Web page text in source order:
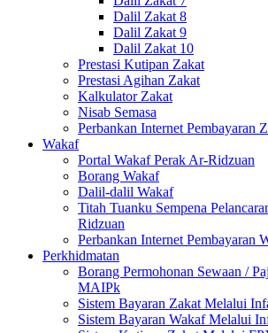
Dalil Zakat 8
Dalil Zakat 9
Dalil Zakat 10
Prestasi Kutipan Zakat
Prestasi Agihan Zakat
Kalkulator Zakat
Nisab Semasa
Perbankan Internet Pembayaran
Wakaf
Portal Wakaf Perak Ar-Ridzuan
Borang Wakaf
Dalil-dalil Wakaf
Titah Tuanku Sempena
Ridzuan
Perbankan Internet Pembayaran
Perkhidmatan
Borang Permohonan Sewaan /
MAIPk
Sistem Bayaran Zakat Melalui
Sistem Bayaran Wakaf Melalui